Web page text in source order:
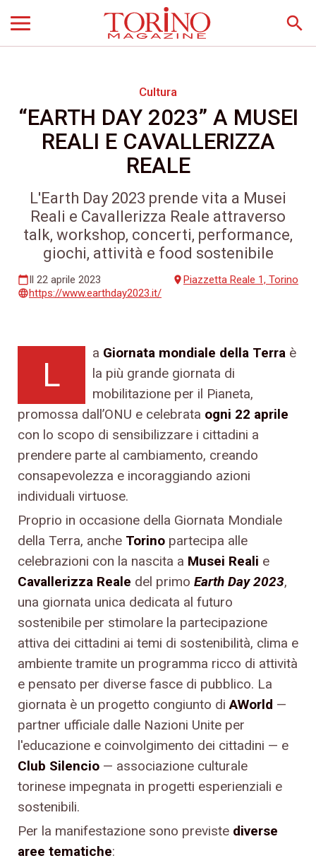
search
Cultura
“EARTH DAY 2023” A MUSEI
REALI E CAVALLERIZZA
REALE
L'Earth Day 2023 prende vita a Musei
Reali e Cavallerizza Reale attraverso
talk, workshop, concerti, performance,
giochi, attività e food sostenibile
calendar_todayIl 22 aprile 2023 placePiazzetta Reale 1, Torino
languagehttps://www.earthday2023.it/
L
a Giornata mondiale della Terra è
la più grande giornata di
mobilitazione per il Pianeta,
promossa dall’ONU e celebrata ogni 22 aprile
con lo scopo di sensibilizzare i cittadini a
prendere parte al cambiamento, creando
consapevolezza e incoraggiando azioni
individuali virtuose.
Proprio in occasione della Giornata Mondiale
della Terra, anche Torino partecipa alle
celebrazioni con la nascita a Musei Reali e
Cavallerizza Reale del primo Earth Day 2023,
una giornata unica dedicata al futuro
sostenibile per stimolare la partecipazione
attiva dei cittadini ai temi di sostenibilità, clima e
ambiente tramite un programma ricco di attività
e pensato per diverse fasce di pubblico. La
giornata è un progetto congiunto di AWorld —
partner ufficiale dalle Nazioni Unite per
l'educazione e coinvolgimento dei cittadini — e
Club Silencio — associazione culturale
torinese impegnata in progetti esperienziali e
sostenibili.
Per la manifestazione sono previste diverse
aree tematiche: